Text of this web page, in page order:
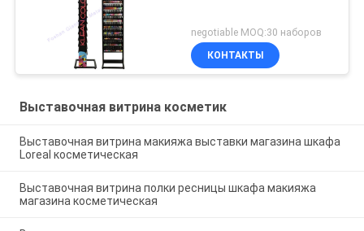
negotiable MOQ:30 наборов
КОНТАКТЫ
Выставочная витрина косметик
Выставочная витрина макияжа выставки магазина шкафа
Loreal косметическая
Выставочная витрина полки ресницы шкафа макияжа
магазина косметическая